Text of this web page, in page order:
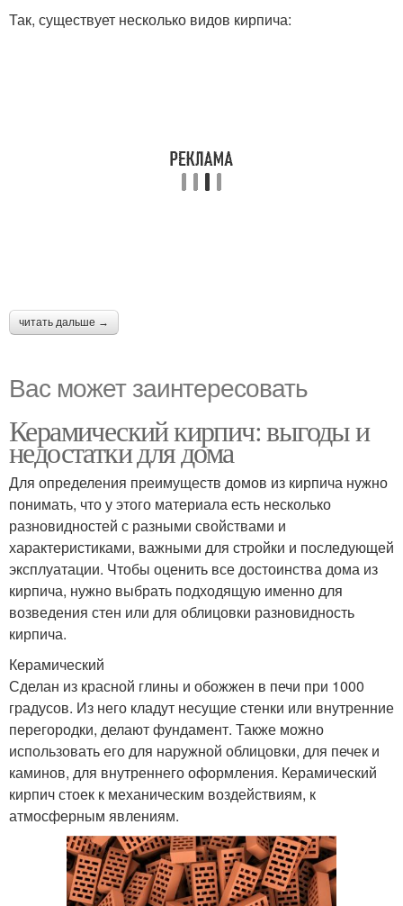
Так, существует несколько видов кирпича:
читать дальше →
Вас может заинтересовать
Керамический кирпич: выгоды и
недостатки для дома
Для определения преимуществ домов из кирпича нужно
понимать, что у этого материала есть несколько
разновидностей с разными свойствами и
характеристиками, важными для стройки и последующей
эксплуатации. Чтобы оценить все достоинства дома из
кирпича, нужно выбрать подходящую именно для
возведения стен или для облицовки разновидность
кирпича.
Керамический
Сделан из красной глины и обожжен в печи при 1000
градусов. Из него кладут несущие стенки или внутренние
перегородки, делают фундамент. Также можно
использовать его для наружной облицовки, для печек и
каминов, для внутреннего оформления. Керамический
кирпич стоек к механическим воздействиям, к
атмосферным явлениям.